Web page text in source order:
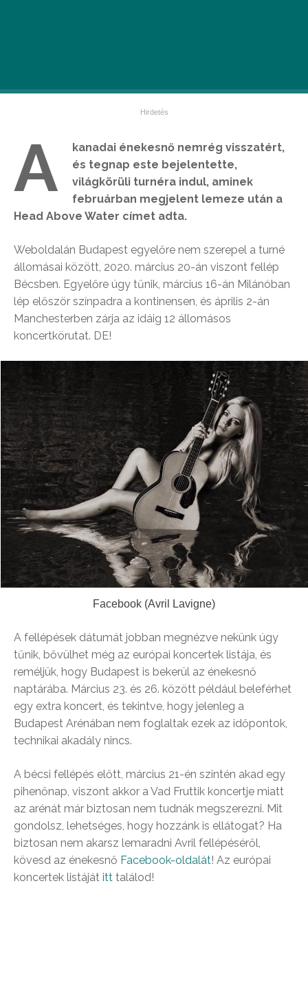
A
kanadai énekesnő nemrég visszatért,
és tegnap este bejelentette,
világkörüli turnéra indul, aminek
februárban megjelent lemeze után a
Head Above Water címet adta.
Weboldalán Budapest egyelőre nem szerepel a turné
állomásai között, 2020. március 20-án viszont fellép
Bécsben. Egyelőre úgy tűnik, március 16-án Milánóban
lép először színpadra a kontinensen, és április 2-án
Manchesterben zárja az idáig 12 állomásos
koncertkörutat. DE!
Facebook (Avril Lavigne)
A fellépések dátumát jobban megnézve nekünk úgy
tűnik, bővülhet még az európai koncertek listája, és
reméljük, hogy Budapest is bekerül az énekesnő
naptárába. Március 23. és 26. között például beleférhet
egy extra koncert, és tekintve, hogy jelenleg a
Budapest Arénában nem foglaltak ezek az időpontok,
technikai akadály nincs.
A bécsi fellépés előtt, március 21-én szintén akad egy
pihenőnap, viszont akkor a Vad Fruttik koncertje miatt
az arénát már biztosan nem tudnák megszerezni. Mit
gondolsz, lehetséges, hogy hozzánk is ellátogat? Ha
biztosan nem akarsz lemaradni Avril fellépéséről,
kövesd az énekesnő Facebook-oldalát! Az európai
koncertek listáját itt találod!